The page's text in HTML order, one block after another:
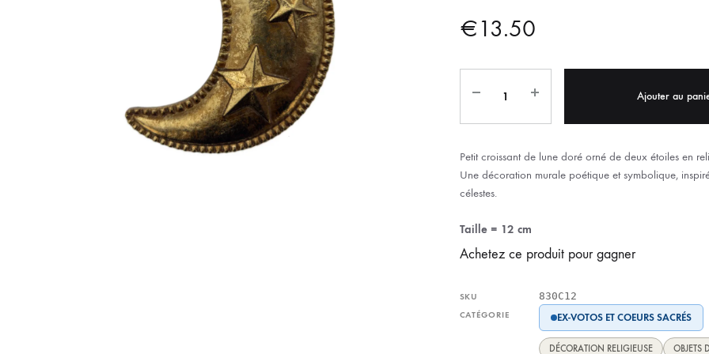
MÉDAILLES ENFANTS
EX-VOTOS ET COEURS SACRÉS
€13.50
Ajouter au
Petit croissant de lune doré orné de deux étoiles en
Une décoration murale poétique et symbolique,
célestes.
Taille = 12 cm
Achetez ce produit pour gagner
SKU 830C12
CATÉGORIE EX-VOTOS ET COEURS SACRÉS
DÉCORATION RELIGIEUSE OBJETS